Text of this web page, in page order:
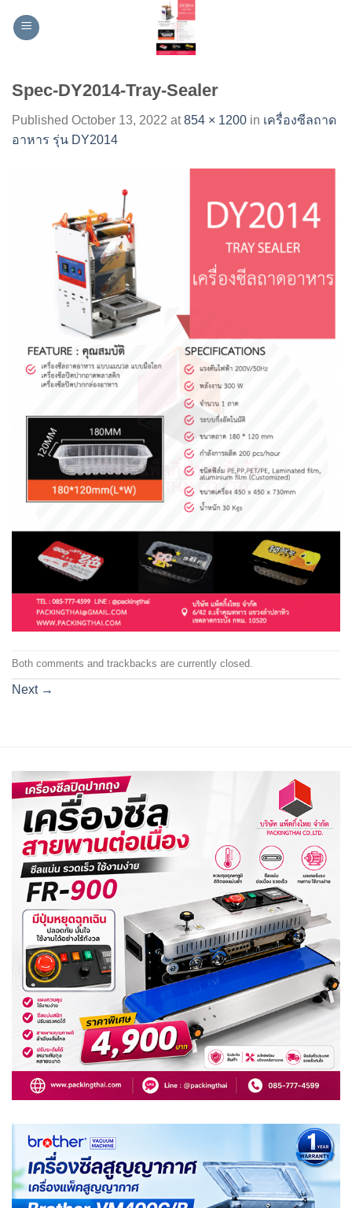
Spec-DY2014-Tray-Sealer
Published October 13, 2022 at854 × 1200 in เครื่องซีลถาด
อาหาร รุ่น DY2014
Both comments and trackbacks are currently closed.
Next →